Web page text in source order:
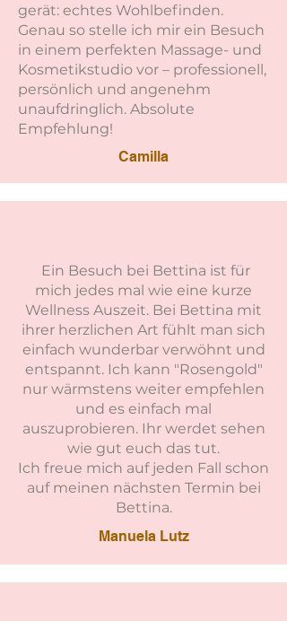
gerät: echtes Wohlbefinden.
Genau so stelle ich mir ein Besuch
in einem perfekten Massage- und
Kosmetikstudio vor – professionell,
persönlich und angenehm
unaufdringlich. Absolute
Empfehlung!
Camilla
Ein Besuch bei Bettina ist für
mich jedes mal wie eine kurze
Wellness Auszeit. Bei Bettina mit
ihrer herzlichen Art fühlt man sich
einfach wunderbar verwöhnt und
entspannt. Ich kann "Rosengold"
nur wärmstens weiter empfehlen
und es einfach mal
auszuprobieren. Ihr werdet sehen
wie gut euch das tut.
Ich freue mich auf jeden Fall schon
auf meinen nächsten Termin bei
Bettina.
Manuela Lutz